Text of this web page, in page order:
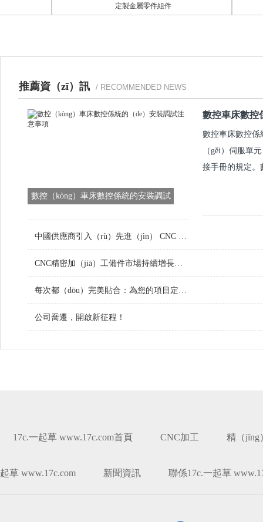
定製金屬零件組件
推薦資（zī）訊 / RECOMMENDED NEWS
數控（kòng）車床數控係統的安裝調試
數控車床數控
數控車床數控係
（gěi）伺服單
接手冊的規定。
中國供應商引入（rù）先進（jìn） CNC 設備，提升（shēng）定製金屬零件品質
CNC精密加（jiā）工備件市場持續增長，技術創（chuàng）新引領行業未來
每次都（dōu）完美貼合：為您的項目定製螺絲
公司喬遷，開啟新征程！
17c.一起草 www.17c.com首頁 CNC加工 精（jīng
起草 www.17c.com 新聞資訊 聯係17c.一起草